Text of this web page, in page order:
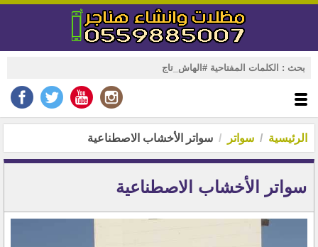
الرئيسية سواتر سواتر الأخشاب الاصطناعية
سواتر الأخشاب الاصطناعية